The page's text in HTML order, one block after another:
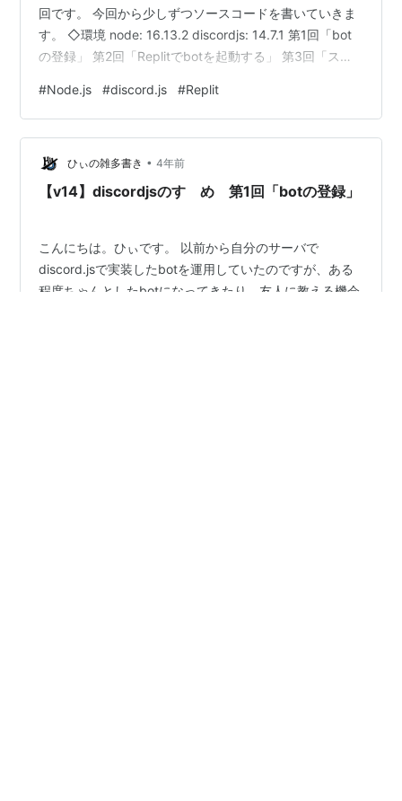
回です。 今回から少しずつソースコードを書いていきま
す。 ◇環境 node: 16.13.2 discordjs: 14.7.1 第1回「bot
の登録」 第2回「Replitでbotを起動する」 第3回「スラ
（リアクションハンドラの作成）」 第5回「inviteコマン
ドの実装」 第6回「24時間運用していくために」 2．
Replitでbotを起動する Replitに登録する プロジェクトを
作成する 必要なPackageを…
#Node.js #discord.js #Replit
ひぃの雑多書き • 4年前
【v14】discordjsのすゝめ 第1回「botの登録」
こんにちは。ひぃです。 以前から自分のサーバで
discord.jsで実装したbotを運用していたのですが、ある
程度ちゃんとしたbotになってきたり、友人に教える機会